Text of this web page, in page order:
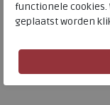
Toon alles vanECCO
ECCO
functionele cookies.
geplaatst worden